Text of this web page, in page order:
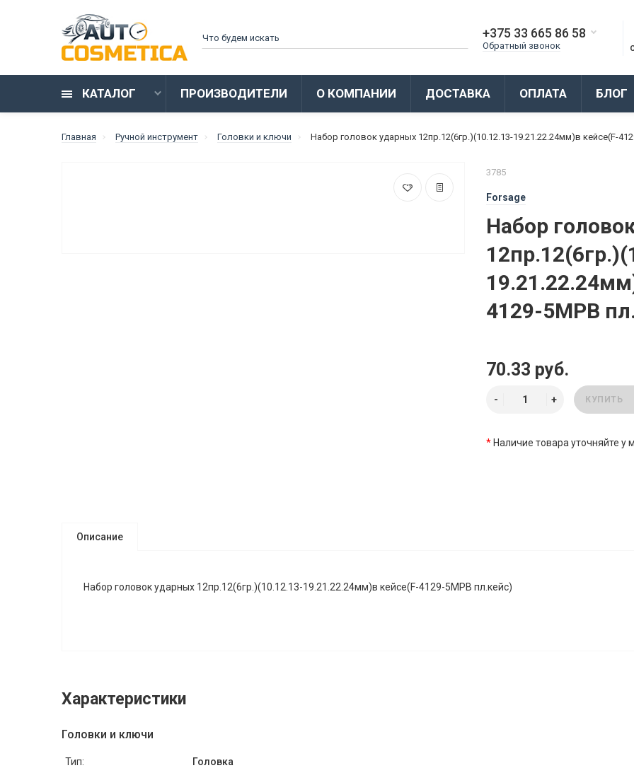
+375 33 665 86 58
Обратный звонок
КАТАЛОГ ПРОИЗВОДИТЕЛИ О КОМПАНИИ ДОСТАВКА ОПЛАТА БЛОГ
Главная Ручной инструмент Головки и ключи Набор головок ударных 12пр.12(6гр.)(10.12.13-19.21.22.24мм)в кейсе(F-
3785
Forsage
Набор
4129-5MPB
70.33 руб.
КУПИТЬ
* Наличие товара уточняйте у
Описание
Набор головок ударных 12пр.12(6гр.)(10.12.13-19.21.22.24мм)в кейсе(F-4129-5MPB пл.кейс)
Характеристики
Головки и ключи
Тип: Головка